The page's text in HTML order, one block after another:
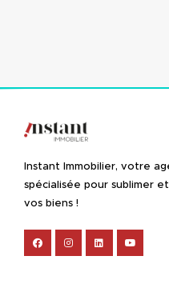
Instant Immobilier, votre
spécialisée pour sublimer
vos biens !